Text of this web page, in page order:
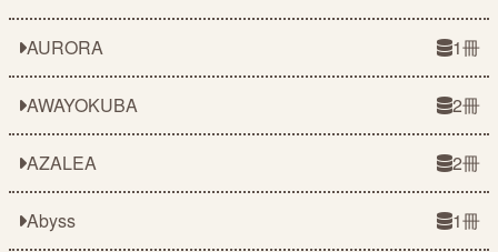
AURORA 1冊
AWAYOKUBA 2冊
AZALEA 2冊
Abyss 1冊